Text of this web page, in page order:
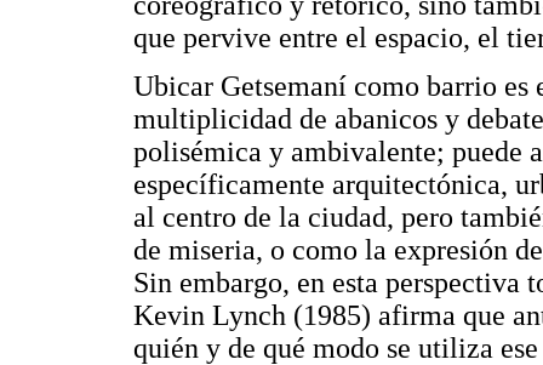
que pervive entre el espacio, el
Ubicar Getsemaní como barrio es
multiplicidad de abanicos y
polisémica y ambivalente; puede
específicamente arquitectónica,
al centro de la ciudad, pero
de miseria, o como la expresión
Sin embargo, en esta perspectiva
Kevin Lynch (1985) afirma que
quién y de qué modo se utiliza